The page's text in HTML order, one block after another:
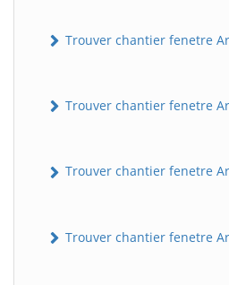
Trouver chantier fenetre
Trouver chantier fenetre
Trouver chantier fenetre
Trouver chantier fenetre